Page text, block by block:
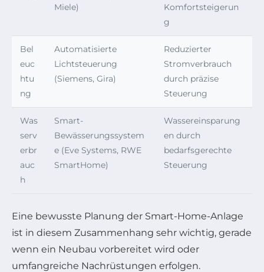
Miele)
Komfortsteigerun
g
Bel
euc
htu
ng
Automatisierte
Lichtsteuerung
(Siemens, Gira)
Reduzierter
Stromverbrauch
durch präzise
Steuerung
Was
serv
erbr
auc
h
Smart-
Bewässerungssystem
e (Eve Systems, RWE
SmartHome)
Wassereinsparung
en durch
bedarfsgerechte
Steuerung
Eine bewusste Planung der Smart-Home-Anlage
ist in diesem Zusammenhang sehr wichtig, gerade
wenn ein Neubau vorbereitet wird oder
umfangreiche Nachrüstungen erfolgen.